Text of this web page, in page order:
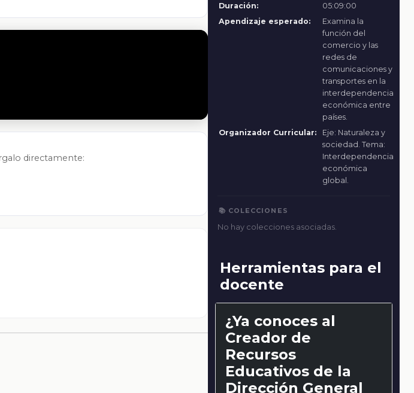
directamente:
Duración:
05:09:00
Apendizaje esperado:
Examina la
función del
comercio y las
redes de
comunicaciones y
transportes en la
interdependencia
económica entre
países.
Organizador Curricular:
Eje: Naturaleza y
sociedad. Tema:
Interdependencia
económica
global.
📚 COLECCIONES
No hay colecciones asociadas.
Herramientas para el
docente
¿Ya conoces al
Creador de
Recursos
Educativos de la
Dirección General